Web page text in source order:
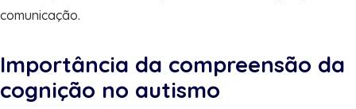
comunicação.
Importância da compreensão da
cognição no autismo